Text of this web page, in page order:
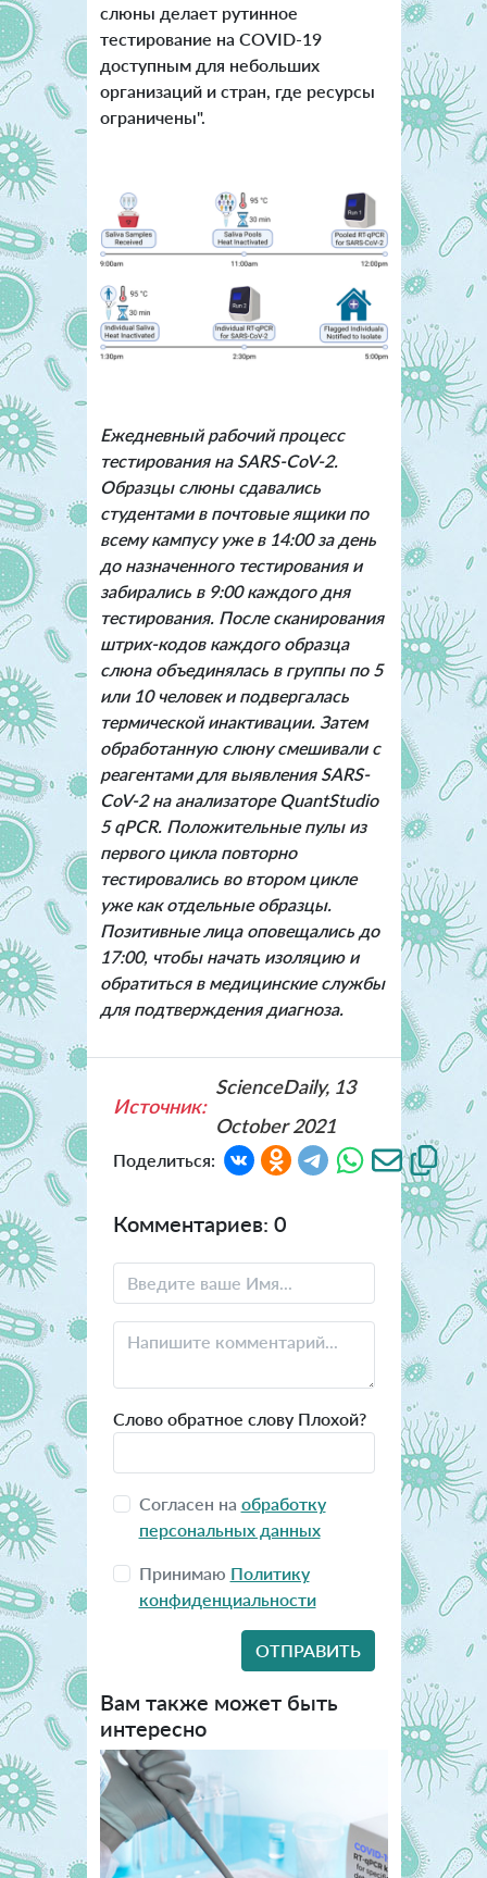
слюны делает рутинное
тестирование на COVID-19
доступным для небольших
организаций и стран, где ресурсы
ограничены".
Ежедневный рабочий процесс
тестирования на SARS-CoV-2.
Образцы слюны сдавались
студентами в почтовые ящики по
всему кампусу уже в 14:00 за день
до назначенного тестирования и
забирались в 9:00 каждого дня
тестирования. После сканирования
штрих-кодов каждого образца
слюна объединялась в группы по 5
или 10 человек и подвергалась
термической инактивации. Затем
обработанную слюну смешивали с
реагентами для выявления SARS-
CoV-2 на анализаторе QuantStudio
5 qPCR. Положительные пулы из
первого цикла повторно
тестировались во втором цикле
уже как отдельные образцы.
Позитивные лица оповещались до
17:00, чтобы начать изоляцию и
обратиться в медицинские службы
для подтверждения диагноза.
Источник:
ScienceDaily, 13
October 2021
Поделиться:
Комментариев: 0
Слово обратное слову Плохой?
Согласен на обработку
персональных данных
Принимаю Политику
конфиденциальности
Вам также может быть
интересно